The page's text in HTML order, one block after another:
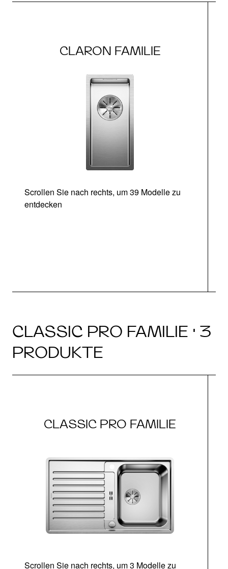
CLARON FAMILIE
Scrollen Sie nach rechts, um 39 Modelle zu
entdecken
CLASSIC PRO FAMILIE · 3
PRODUKTE
CLASSIC PRO FAMILIE
Scrollen Sie nach rechts, um 3 Modelle zu